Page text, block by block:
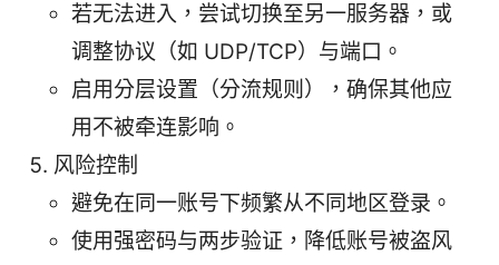
若无法进入，尝试切换至另一服务器，或
调整协议（如 UDP/TCP）与端口。
启用分层设置（分流规则），确保其他应
用不被牵连影响。
风险控制
避免在同一账号下频繁从不同地区登录。
使用强密码与两步验证，降低账号被盗风